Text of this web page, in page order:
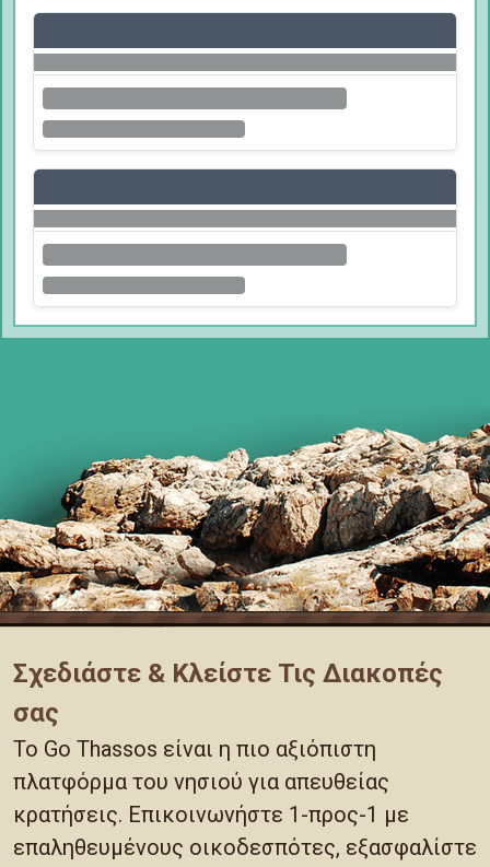
Σχεδιάστε & Κλείστε Τις Διακοπές
σας
Το Go Thassos είναι η πιο αξιόπιστη
πλατφόρμα του νησιού για απευθείας
κρατήσεις. Επικοινωνήστε 1-προς-1 με
επαληθευμένους οικοδεσπότες, εξασφαλίστε